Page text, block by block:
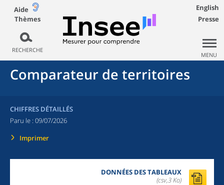
Aide
Thèmes
RECHERCHE
English
Presse
MENU
Comparateur de territoires
CHIFFRES DÉTAILLÉS
Paru le : 09/07/2026
Imprimer
DONNÉES DES TABLEAUX
(csv,3 Ko)